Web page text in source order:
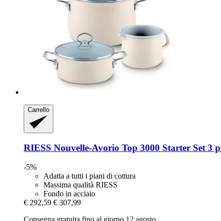
Carrello
RIESS Nouvelle-​Avorio Top 3000 Starter Set 3
-5%
Adatta a tutti i piani di cottura
Massima qualità RIESS
Fondo in acciaio
€ 292,59 € 307,99
Consegna gratuita fino al giorno 12 agosto